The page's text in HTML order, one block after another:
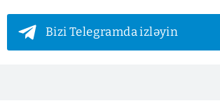
Bizi Telegramda izləyin